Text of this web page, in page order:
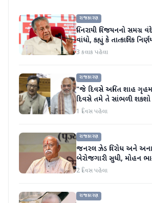
રાજકારણ
પિનરાયી વિજયનનો સમગ્ર
વાંધો, કહ્યું કે તાત્કાલિક
3 કલાક પહેલા
રાજકારણ
"જે દિવસે અમિત શાહ
દિવસે તમે તે સાંભળી શકશો
રિજિજુએ વિપક્ષી પાર્ટીઓ પર
1 દિવસ પહેલા
રાજકારણ
જનરલ ઝેડ વિરોધ અને
બેરોજગારી સુધી, મોહન
પર વાત કરી
2 દિવસ પહેલા
રાજકારણ